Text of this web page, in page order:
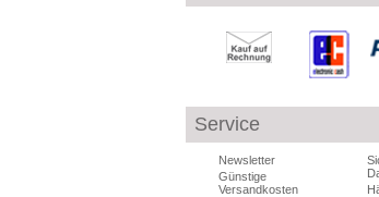
Service
Newsletter
Günstige
Versandkosten